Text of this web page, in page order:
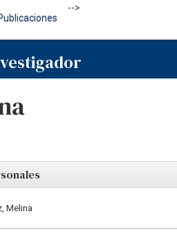
-->
Melina